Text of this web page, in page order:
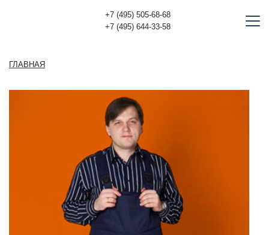
+7 (495) 505-68-68
+7 (495) 644-33-58
ГЛАВНАЯ